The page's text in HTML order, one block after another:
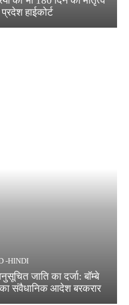
हाईकोर्ट
-HINDI
जाति का दर्जा: बॉम्बे
संवैधानिक आदेश बरकरार